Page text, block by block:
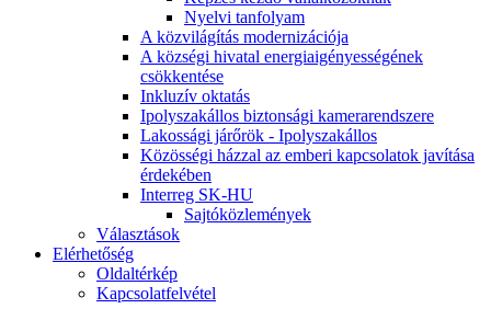
Nyelvi tanfolyam
A közvilágítás modernizációja
A községi hivatal energiaigényességének
csökkentése
Inkluzív oktatás
Ipolyszakállos biztonsági kamerarendszere
Lakossági járőrök - Ipolyszakállos
Közösségi házzal az emberi kapcsolatok javítása
érdekében
Interreg SK-HU
Sajtóközlemények
Választások
Elérhetőség
Oldaltérkép
Kapcsolatfelvétel